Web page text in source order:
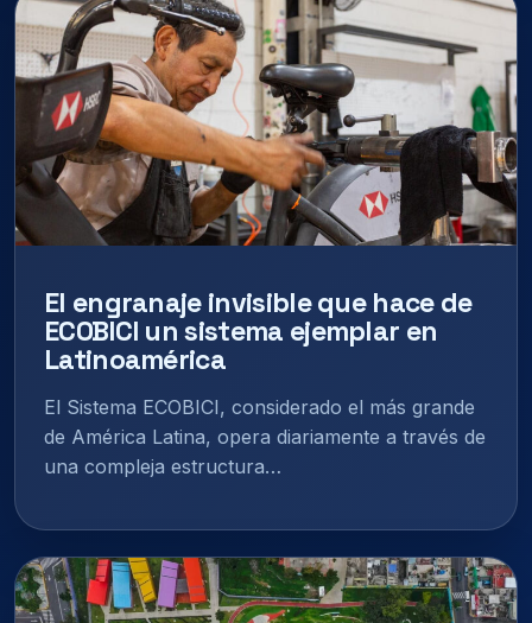
El engranaje invisible que hace de
ECOBICI un sistema ejemplar en
Latinoamérica
El Sistema ECOBICI, considerado el más grande
de América Latina, opera diariamente a través de
una compleja estructura…